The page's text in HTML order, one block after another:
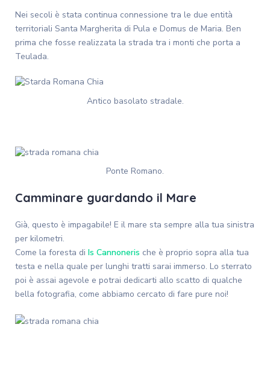
Nei secoli è stata continua connessione tra le due entità
territoriali Santa Margherita di Pula e Domus de Maria. Ben
prima che fosse realizzata la strada tra i monti che porta a
Teulada.
Antico basolato stradale.
Ponte Romano.
Camminare guardando il Mare
Già, questo è impagabile! E il mare sta sempre alla tua sinistra
per kilometri.
Come la foresta di Is Cannoneris che è proprio sopra alla tua
testa e nella quale per lunghi tratti sarai immerso. Lo sterrato
poi è assai agevole e potrai dedicarti allo scatto di qualche
bella fotografia, come abbiamo cercato di fare pure noi!